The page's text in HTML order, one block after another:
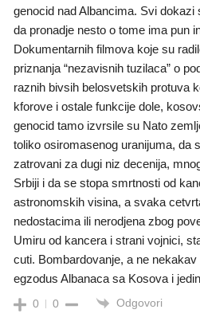
genocid nad Albancima. Svi
da pronadje nesto o tome ima pun
Dokumentarnih filmova koje su
priznanja “nezavisnih tuzilaca” o
raznih bivsih belosvetskih protuva
kforove i ostale funkcije dole,
genocid tamo izvrsile su Nato
toliko osiromasenog uranijuma, da
zatrovani za dugi niz decenija,
Srbiji i da se stopa smrtnosti od
astronomskih visina, a svaka
nedostacima ili nerodjena zbog
Umiru od kancera i strani vojnici,
cuti. Bombardovanje, a ne
egzodus Albanaca sa Kosova i
0 0 Odgovori